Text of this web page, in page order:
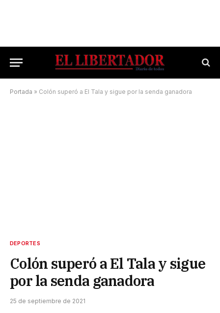
Portada » Colón superó a El Tala y sigue por la senda ganadora
DEPORTES
Colón superó a El Tala y sigue
por la senda ganadora
25 de septiembre de 2021